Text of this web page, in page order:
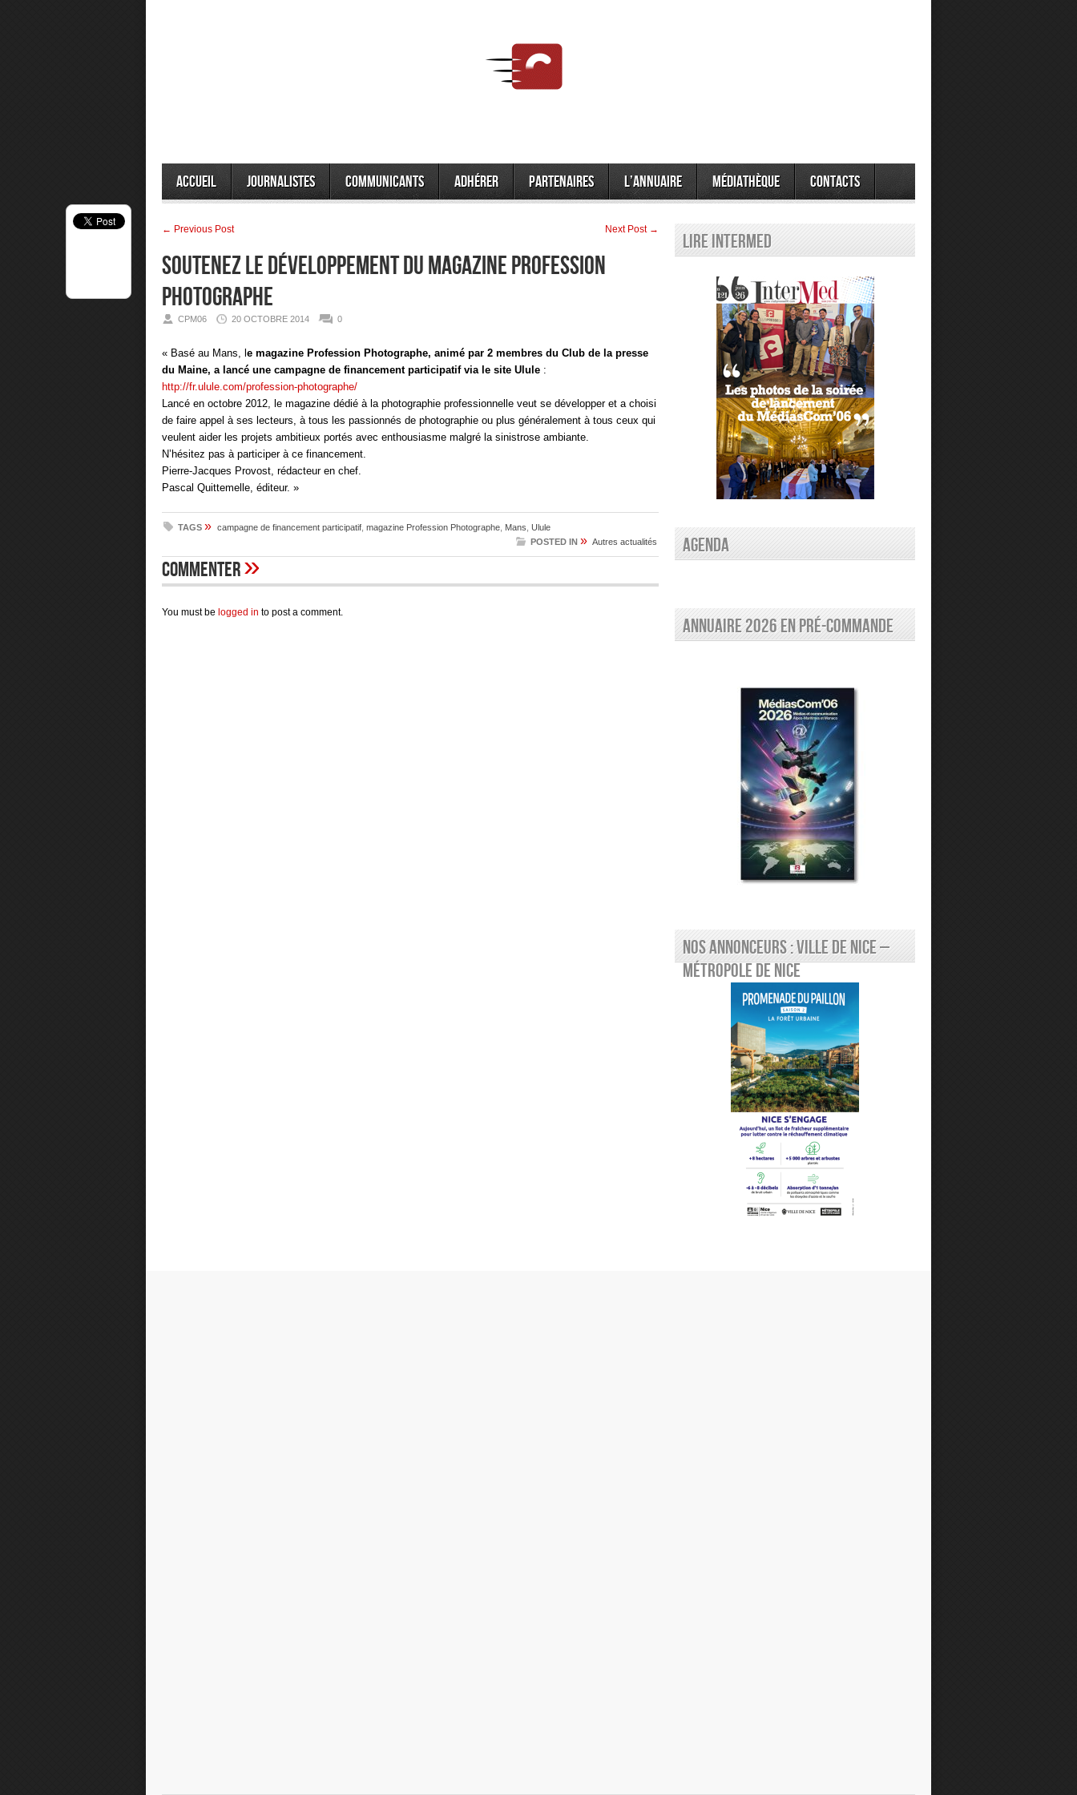
Accueil Journalistes Communicants Adhérer Partenaires L’annuaire Médiathèque Contacts
← Previous Post Next Post →
SOUTENEZ LE DÉVELOPPEMENT DU MAGAZINE PROFESSION
PHOTOGRAPHE
CPM06 20 OCTOBRE 2014 0
« Basé au Mans, l e magazine Profession Photographe, animé par 2 membres du Club de la presse
du Maine, a lancé une campagne de financement participatif via le site Ulule :
http://fr.ulule.com/profession-photographe/
Lancé en octobre 2012, le magazine dédié à la photographie professionnelle veut se développer et a choisi
de faire appel à ses lecteurs, à tous les passionnés de photographie ou plus généralement à tous ceux qui
veulent aider les projets ambitieux portés avec enthousiasme malgré la sinistrose ambiante.
N’hésitez pas à participer à ce financement.
Pierre-Jacques Provost, rédacteur en chef.
Pascal Quittemelle, éditeur. »
TAGS » campagne de financement participatif magazine Profession Photographe Mans Ulule
POSTED IN » Autres actualités
Commenter»
You must be logged in to post a comment.
Lire Intermed
AGENDA
Annuaire 2026 en pré-commande
Nos annonceurs : Ville de Nice –
Métropole de Nice